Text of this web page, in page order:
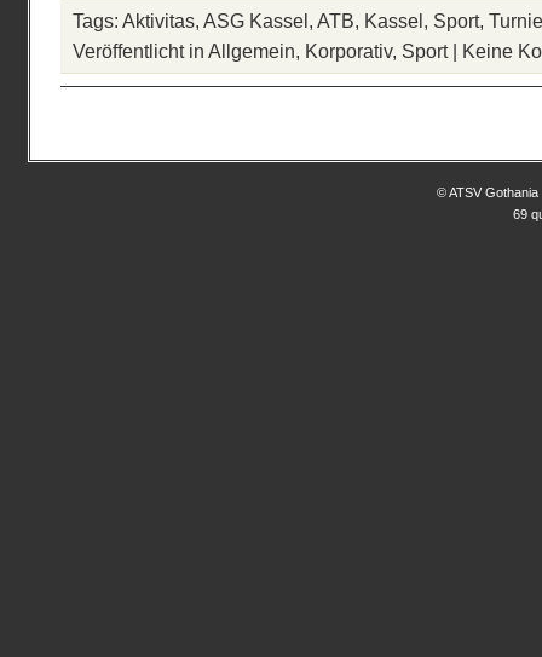
Tags: Aktivitas, ASG Kassel, ATB, Kassel, Sport,
Veröffentlicht in Allgemein, Korporativ, Sport| Keine
© ATSV
69